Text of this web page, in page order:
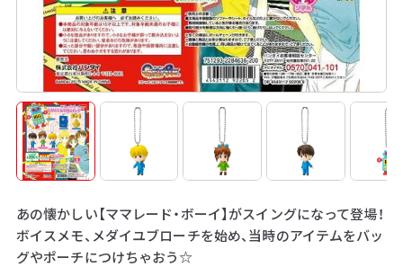
あの懐かしい【ママレード・ボーイ】がスイングになって登場！
ボイスメモ、メダイユブローチを始め、当時のアイテムをバッ
グやポーチにつけちゃおう☆